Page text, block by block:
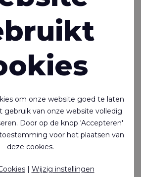
Riverseal® 70 LW
nylon
om onze website goed te laten
gebruik van onze website volledig
Door op de knop 'Accepteren'
voor het plaatsen van
deze cookies.
| Wijzig instellingen